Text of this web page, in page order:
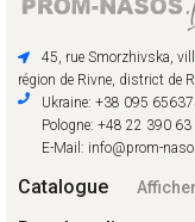
45, rue Smorzhivska,
région de Rivne, district de
Ukraine: +38 095
Pologne: +48 22 390 63
E-Mail: info@prom-
Catalogue